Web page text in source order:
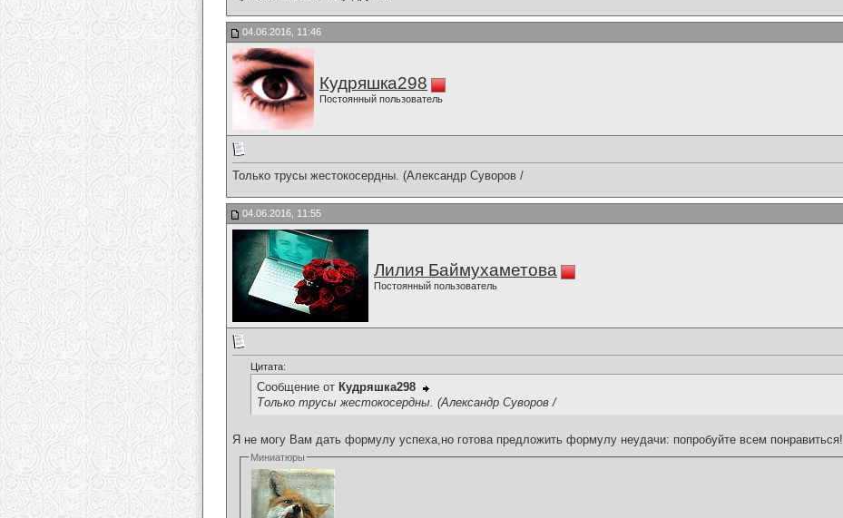
04.06.2016, 11:46
Кудряшка298
Постоянный пользователь
Только трусы жестокосердны. (Александр Суворов /
04.06.2016, 11:55
Лилия Баймухаметова
Постоянный пользователь
Цитата:
Сообщение от Кудряшка298
Только трусы жестокосердны. (Александр Суворов /
Я не могу Вам дать формулу успеха,но готова предложить формулу неудачи: попробуйте всем понравиться!
Миниатюры